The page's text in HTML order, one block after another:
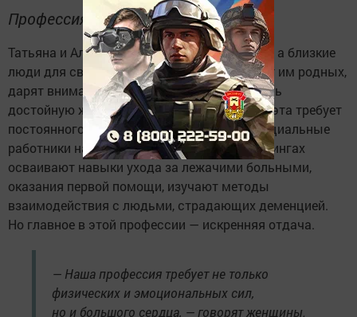
Профессия, которая меняет жизни
Татьяна и Алсу — это не просто помощники, а близкие
люди для своих подопечных. Они заменяют им родных,
дарят внимание и заботу, помогая сохранить
достойную жизнь в родных стенах. Работа эта требует
постоянного профессионального роста. Социальные
работники на специальных занятиях и тренингах
осваивают навыки ухода за лежачими больными,
оказания первой помощи, изучают методы
взаимодействия с людьми, страдающих деменцией.
Но главное в этой профессии — искренняя отдача.
— Наша профессия требует не только
физических и эмоциональных сил,
но и большого сердца, — говорят женщины.